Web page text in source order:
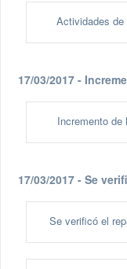
Actividades de
17/03/2017 -
Incremento de
17/03/2017 - Se
Se verificó el